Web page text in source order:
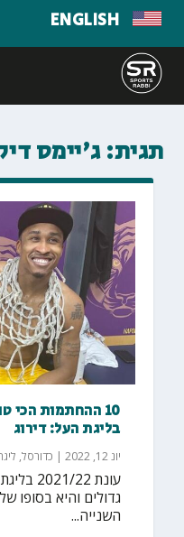
ENGLISH
תגית:ג'יימס
בליגת העל: דירוג
יונ 12, 2022 | כדורסל,
עונת
גדולים והיא בסופו
השנייה...